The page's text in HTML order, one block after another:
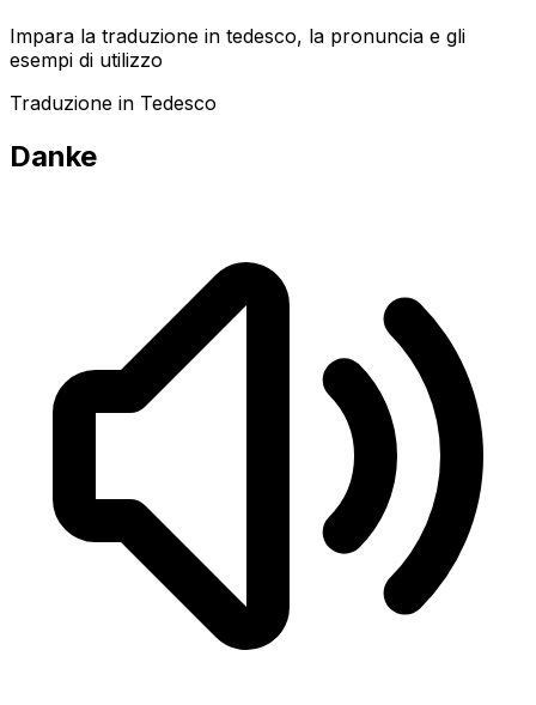
Impara la traduzione in tedesco, la pronuncia e gli
esempi di utilizzo
Traduzione in Tedesco
Danke